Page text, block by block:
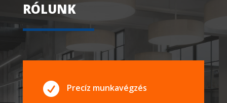
RÓLUNK
 Precíz munkavégzés